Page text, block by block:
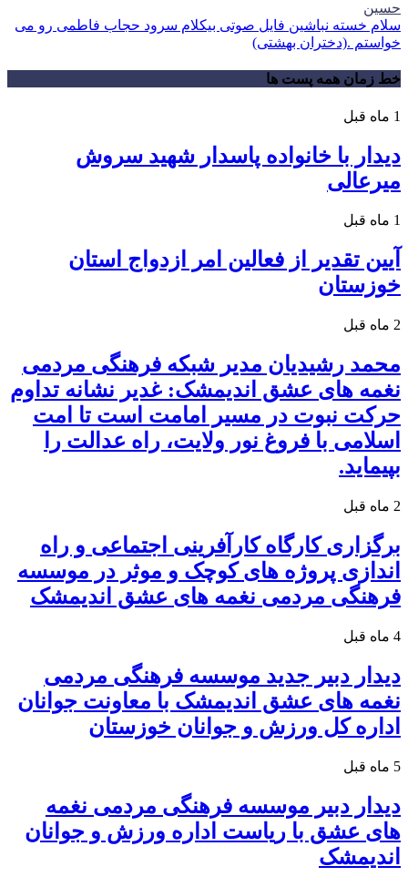
حسین
سلام خسته نباشین فایل صوتی بیکلام سرود حجاب فاطمی رو می
خواستم .(دختران بهشتی)
خط زمان همه پست ها
1 ماه قبل
دیدار با خانواده پاسدار شهید سروش
میرعالی
1 ماه قبل
آیین تقدیر از فعالین امر ازدواج استان
خوزستان
2 ماه قبل
محمد رشیدیان مدیر شبکه فرهنگی مردمی
نغمه های عشق اندیمشک: غدیر نشانه تداوم
حرکت نبوت در مسیر امامت است تا امت
اسلامی با فروغ نور ولایت، راه عدالت را
بپیماید.
2 ماه قبل
برگزاری کارگاه کارآفرینی اجتماعی و راه
اندازی پروژه های کوچک و موثر در موسسه
فرهنگی مردمی نغمه های عشق اندیمشک
4 ماه قبل
دیدار دبیر جدید موسسه فرهنگی مردمی
نغمه های عشق اندیمشک با معاونت جوانان
اداره کل ورزش و جوانان خوزستان
5 ماه قبل
دیدار دبیر موسسه فرهنگی مردمی نغمه
های عشق با ریاست اداره ورزش و جوانان
اندیمشک